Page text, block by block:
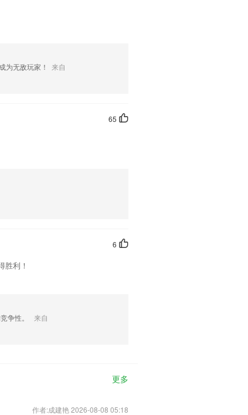
行打分评论，说出您的使用经历，
为无敌玩家！
来自
65
6
利！
争性。
来自
更多
作者:成建艳 2026-08-08 05:18